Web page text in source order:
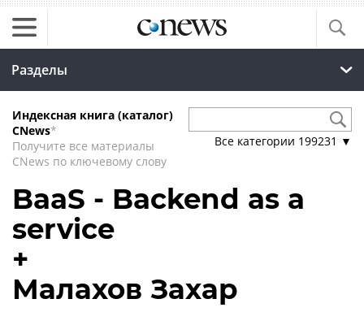
Разделы
Индексная книга (каталог)
CNews*
Получите все материалы
CNews по ключевому слову
Все категории 199231 ▼
BaaS - Backend as a
service
+
Малахов Захар